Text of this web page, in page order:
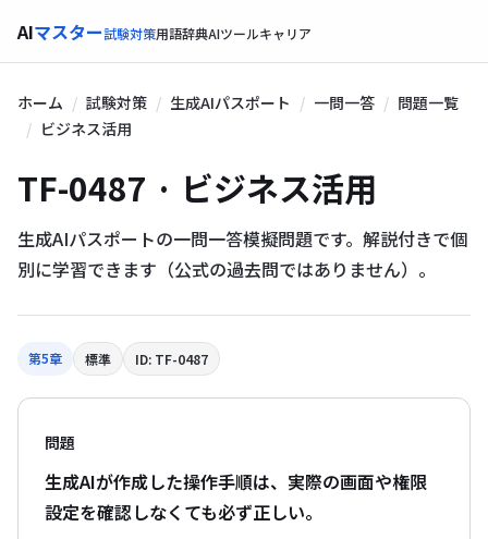
AIマスター試験対策用語辞典AIツールキャリア
ホーム 試験対策 生成AIパスポート 一問一答
問題一覧
ビジネス活用
TF-0487 · ビジネス活用
生成AIパスポートの一問一答模擬問題です。解説付きで個
別に学習できます（公式の過去問ではありません）。
第5章 標準 ID: TF-0487
問題
生成AIが作成した操作手順は、実際の画面や権限
設定を確認しなくても必ず正しい。